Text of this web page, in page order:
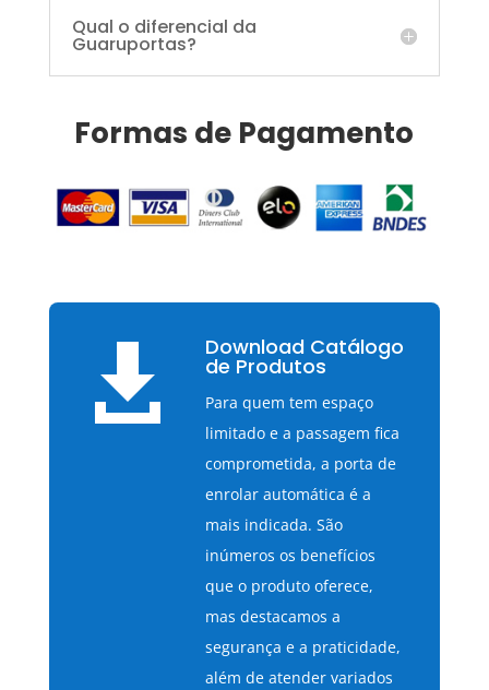
Qual o diferencial da
Guaruportas?
Formas de Pagamento
 Download Catálogo
de Produtos
Para quem tem espaço
limitado e a passagem fica
comprometida, a porta de
enrolar automática é a
mais indicada. São
inúmeros os benefícios
que o produto oferece,
mas destacamos a
segurança e a praticidade,
além de atender variados